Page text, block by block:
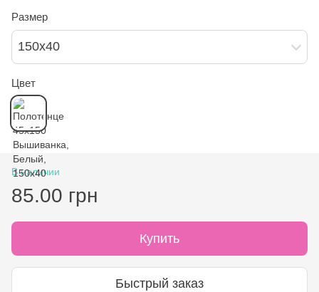
Размер
150х40
Цвет
В наличии
85.00 грн
Купить
Быстрый заказ